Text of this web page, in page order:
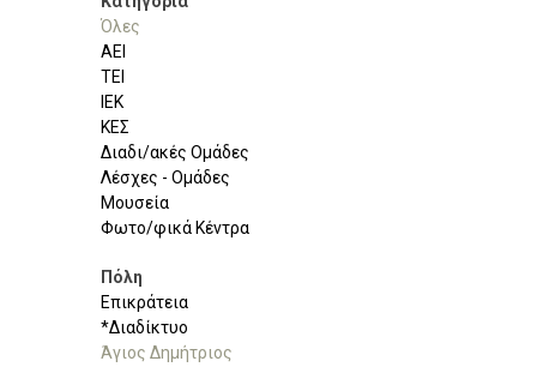
Όλες
ΑΕΙ
ΤΕΙ
ΙΕΚ
ΚΕΣ
Διαδι/ακές Ομάδες
Λέσχες - Ομάδες
Μουσεία
Φωτο/φικά Κέντρα
Πόλη
Επικράτεια
*Διαδίκτυο
Άγιος Δημήτριος